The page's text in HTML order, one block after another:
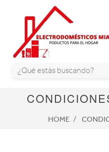
HOME